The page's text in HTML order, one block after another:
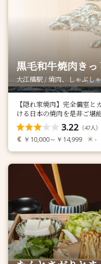
黒毛和牛焼肉き
大江橋駅 / 焼肉、しゃぶし
【隠れ家焼肉】完全個室
ける日本の焼肉を是非ご堪
3.22 （47人）
￥10,000～￥14,999 -